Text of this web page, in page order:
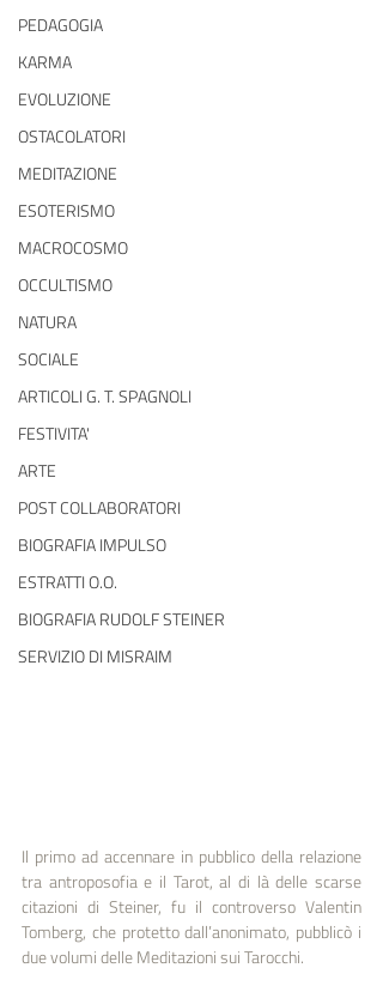
PEDAGOGIA
KARMA
EVOLUZIONE
OSTACOLATORI
MEDITAZIONE
ESOTERISMO
MACROCOSMO
OCCULTISMO
NATURA
SOCIALE
ARTICOLI G. T. SPAGNOLI
FESTIVITA'
ARTE
POST COLLABORATORI
BIOGRAFIA IMPULSO
ESTRATTI O.O.
BIOGRAFIA RUDOLF STEINER
SERVIZIO DI MISRAIM
Il primo ad accennare in pubblico della relazione
tra antroposofia e il Tarot, al di là delle scarse
citazioni di Steiner, fu il controverso Valentin
Tomberg, che protetto dall’anonimato, pubblicò i
due volumi delle Meditazioni sui Tarocchi.